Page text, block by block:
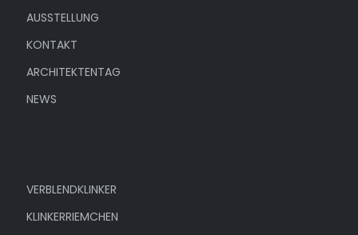
AUSSTELLUNG
KONTAKT
ARCHITEKTENTAG
NEWS
VERBLENDKLINKER
KLINKERRIEMCHEN